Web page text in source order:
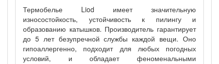
Термобелье Liod имеет значительную
износостойкость, устойчивость к пилингу и
образованию катышков. Производитель гарантирует
до 5 лет безупречной службы каждой вещи. Оно
гипоаллергенно, подходит для любых погодных
условий, и обладает феноменальными